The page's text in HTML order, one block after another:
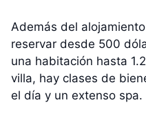
Además del
reservar desde 500
una habitación hasta
villa, hay clases de
el día y un extenso spa.